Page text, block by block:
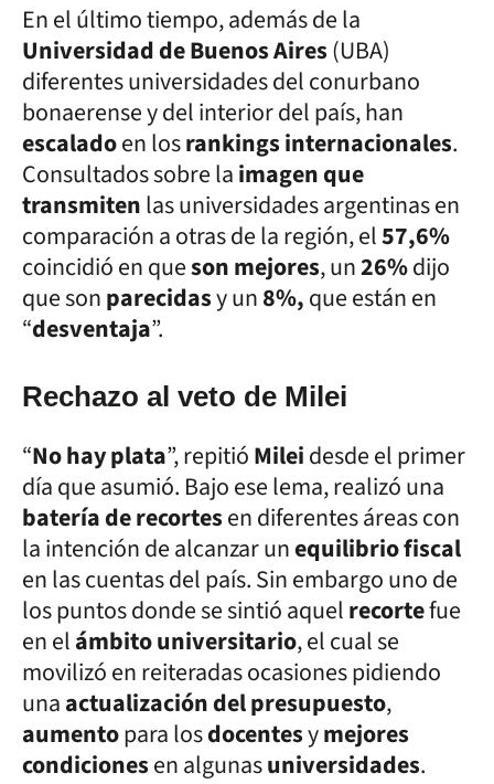
En el último tiempo, además de la
Universidad de Buenos Aires(UBA)
diferentes universidades del conurbano
bonaerense y del interior del país, han
escaladoen losrankings internacionales.
Consultados sobre laimagen que
transmitenlas universidades argentinas en
comparación a otras de la región, el57,6%
coincidió en queson mejores, un26%dijo
que sonparecidasy un8%,que están en
“desventaja”.
Rechazo al veto de Milei
“No hay plata”, repitióMileidesde el primer
día que asumió. Bajo ese lema, realizó una
batería de recortesen diferentes áreas con
la intención de alcanzar unequilibrio fiscal
en las cuentas del país. Sin embargo uno de
los puntos donde se sintió aquelrecortefue
en elámbito universitario, el cual se
movilizó en reiteradas ocasiones pidiendo
unaactualización del presupuesto,
aumentopara losdocentesymejores
condicionesen algunasuniversidades.